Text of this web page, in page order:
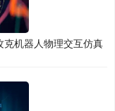
机器人物理交互仿真